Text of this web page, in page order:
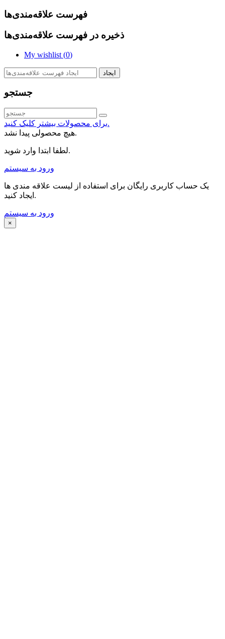
فهرست علاقه‌مندی‌ها
ذخیره در فهرست علاقه‌مندی‌ها
My wishlist (0)
ایجاد
جستجو
برای محصولات بیشتر کلیک کنید.
هیچ محصولی پیدا نشد.
لطفا ابتدا وارد شوید.
ورود به سیستم
یک حساب کاربری رایگان برای استفاده از لیست علاقه مندی ها
ایجاد کنید.
ورود به سیستم
×